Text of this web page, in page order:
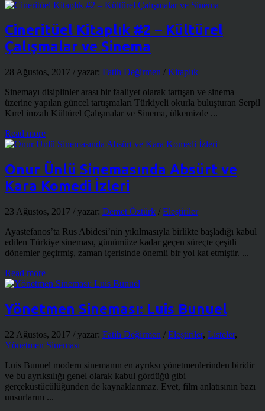
Cineritüel Kitaplık #2 – Kültürel
Çalışmalar ve Sinema
28 Ağustos, 2017 / yazar: Fatih Değirmen / Kitaplık
Sinemayı disiplinler arası bir faaliyet olarak tartışan ve sinema
üzerine yapılan güncel tartışmaları Türkiyeli okurla buluşturan Serpil
Kırel imzalı Kültürel Çalışmalar ve Sinema, ülkemizde ...
Read more
Onur Ünlü Sinemasında Absürt ve
Kara Komedi İzleri
23 Ağustos, 2017 / yazar: Demet Öztürk / Eleştiriler
Ayastefanos’ta Rus Abidesi’nin yıkılmasıyla birlikte başladığı kabul
edilen Türkiye sineması, günümüze kadar geçen süreçte çeşitli
dönemler geçirmiş, zaman içerisinde önemli bir yol kat etmiştir. ...
Read more
Yönetmen Sineması: Luis Bunuel
22 Ağustos, 2017 / yazar: Fatih Değirmen / Eleştiriler, Listeler,
Yönetmen Sineması
Luis Bunuel modern sinemanın en ayrıksı yönetmenlerinden biridir
ve bu ayrıksılığı genel olarak kabul gördüğü gibi
gerçeküstücülüğünden de kaynaklanmaz. Evet, film anlatısının bazı
unsurlarını ...